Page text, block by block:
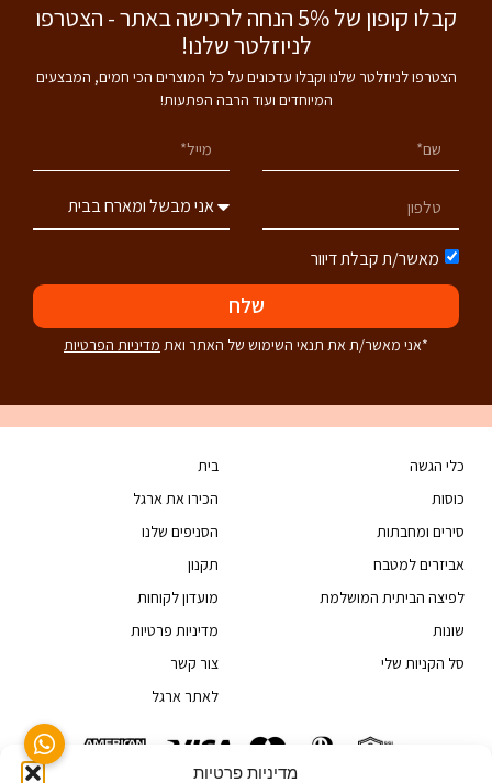
מדיניות פרטיות
קבלו קופון של 5% הנחה לרכישה באתר - הצטרפו
לניוזלטר שלנו!
הצטרפו לניוזלטר שלנו וקבלו עדכונים על כל המוצרים הכי חמים, המבצעים
המיוחדים ועוד הרבה הפתעות!
מאשר/ת קבלת דיוור
שלח
*אני מאשר/ת את תנאי השימוש של האתר ואת מדיניות הפרטיות
כלי הגשה
כוסות
סירים ומחבתות
אביזרים למטבח
לפיצה הביתית המושלמת
שונות
סל הקניות שלי
בית
הכירו את ארגל
הסניפים שלנו
תקנון
מועדון לקוחות
מדיניות פרטיות
צור קשר
לאתר ארגל